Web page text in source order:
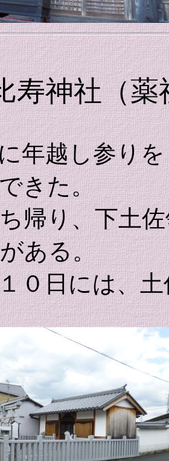
寿神社（薬
年越し参り
きた。
帰り、下土
ある。
０日には、